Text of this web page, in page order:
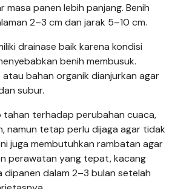
panen lebih panjang. Benih
2–3 cm dan jarak 5–10 cm.
drainase baik karena kondisi
benih membusuk.
bahan organik dianjurkan agar
subur.
tahan terhadap perubahan cuaca,
namun tetap perlu dijaga agar tidak
juga membutuhkan rambatan agar
perawatan yang tepat, kacang
dipanen dalam 2–3 bulan setelah